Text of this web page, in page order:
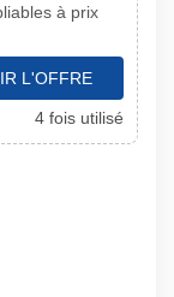
à prix
L'OFFRE
4 fois utilisé